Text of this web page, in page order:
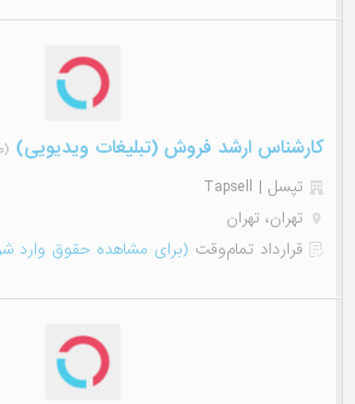
کارشناس ارشد فروش (تبلیغات ویدیویی)
تپسل | Tapsell
تهران، تهران
قرارداد تمام‌وقت (برای مشاهده حقوق وارد